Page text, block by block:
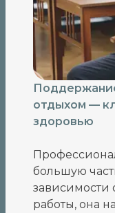
отдыхом —
здоровью
большую
зависимости
работы, она